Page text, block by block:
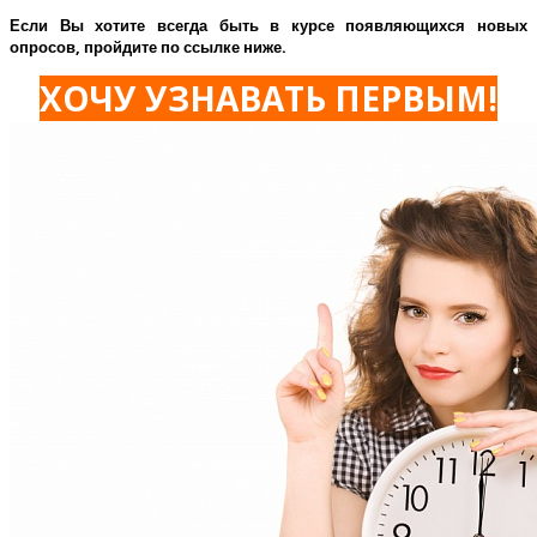
Если Вы хотите всегда быть в курсе появляющихся новых
опросов, пройдите по ссылке ниже.
ХОЧУ УЗНАВАТЬ ПЕРВЫМ!